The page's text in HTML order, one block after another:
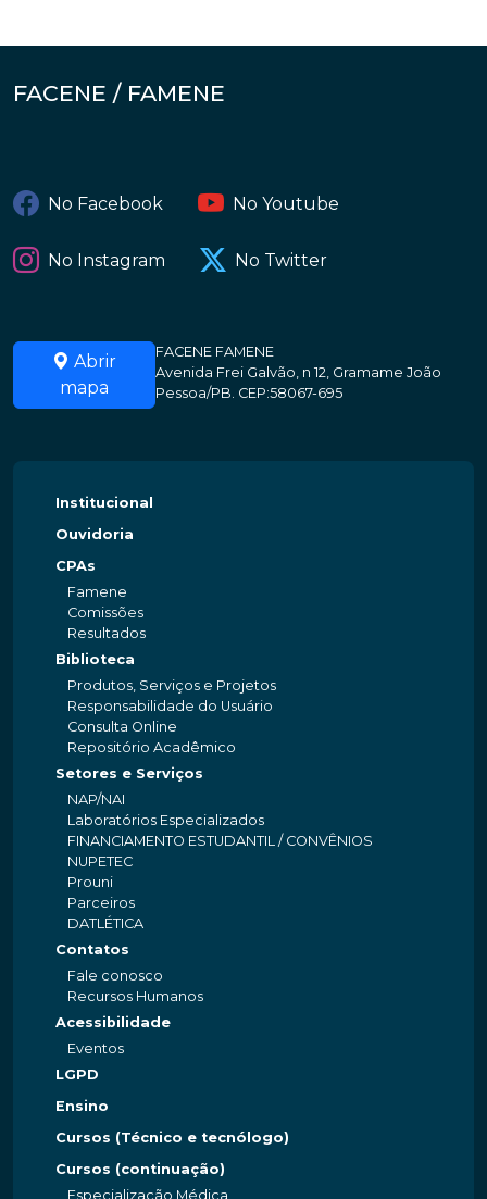
FACENE / FAMENE
No Facebook No Youtube
No Instagram No Twitter
Abrir
mapa
FACENE FAMENE
Avenida Frei Galvão, n 12, Gramame João
Pessoa/PB. CEP:58067-695
Institucional
Ouvidoria
CPAs
Famene
Comissões
Resultados
Biblioteca
Produtos, Serviços e Projetos
Responsabilidade do Usuário
Consulta Online
Repositório Acadêmico
Setores e Serviços
NAP/NAI
Laboratórios Especializados
FINANCIAMENTO ESTUDANTIL / CONVÊNIOS
NUPETEC
Prouni
Parceiros
DATLÉTICA
Contatos
Fale conosco
Recursos Humanos
Acessibilidade
Eventos
LGPD
Ensino
Cursos (Técnico e tecnólogo)
Cursos (continuação)
Especialização Médica